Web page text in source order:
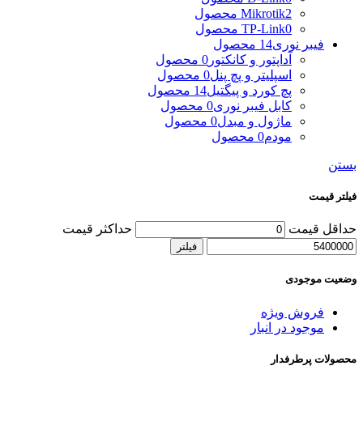
Mikrotik2 محصول
TP-Link0 محصول
فیبر نوری14 محصول
آداپتور و کانکتور 0 محصول
اسپلیتر و پچ پنل0 محصول
پچ کورد و پیگتیل14 محصول
کابل فیبر نوری0 محصول
ماژول و مبدل0 محصول
مودم0 محصول
بستن
فیلتر قیمت
حداقل قیمت حداکثر قیمت
فیلتر
وضعیت موجودی
فروش ویژه
موجود در انبار
محصولات پرطرفدار